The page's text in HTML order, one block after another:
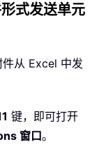
式发送单元
从 Excel 中发
键，即可打开
窗口。